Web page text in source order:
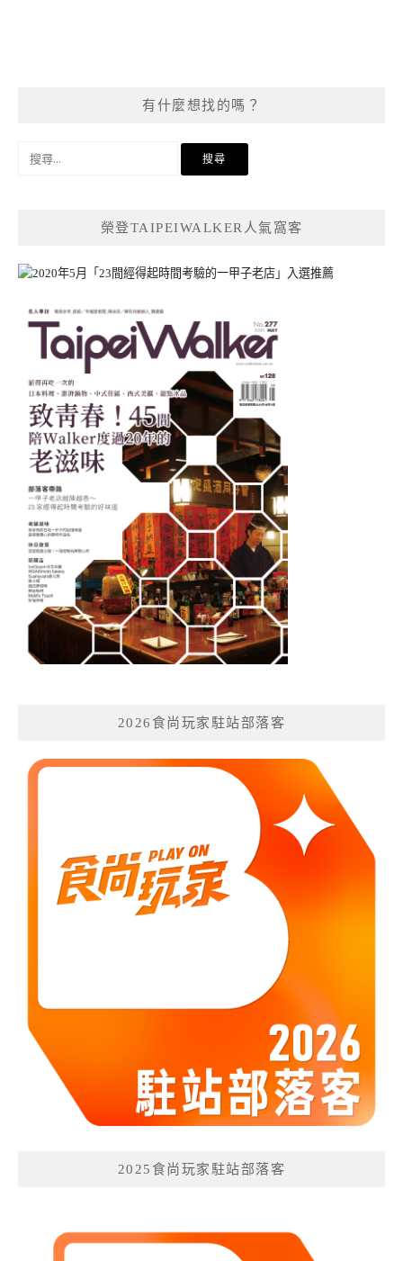
有什麼想找的嗎？
榮登TAIPEIWALKER人氣窩客
2026食尚玩家駐站部落客
2025食尚玩家駐站部落客